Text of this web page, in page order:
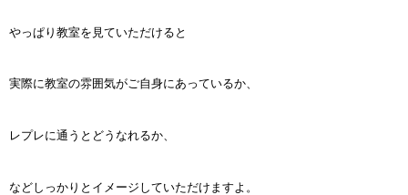
やっぱり教室を見ていただけると
実際に教室の雰囲気がご自身にあっているか、
レプレに通うとどうなれるか、
などしっかりとイメージしていただけますよ。